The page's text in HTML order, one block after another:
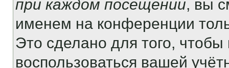
при каждом посещении, вы
именем на конференции
Это сделано для того, чтобы
воспользоваться вашей